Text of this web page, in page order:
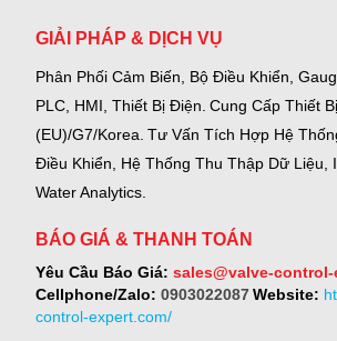
GIẢI PHÁP & DỊCH VỤ
Phân Phối Cảm Biến, Bộ Điều Khiển,
PLC, HMI, Thiết Bị Điện. Cung Cấp Thiết
(EU)/G7/Korea. Tư Vấn Tích Hợp Hệ
Điều Khiển, Hệ Thống Thu Thập Dữ Liệu,
Water Analytics.
BÁO GIÁ & THANH TOÁN
Yêu Cầu Báo Giá: sales@valve-
Cellphone/Zalo: 0903022087 Website:
control-expert.com/